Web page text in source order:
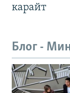
карайт
Блог -